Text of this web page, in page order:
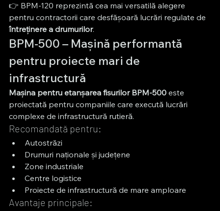
👉 BPM-120 reprezintă cea mai versatilă alegere
pentru contractorii care desfășoară lucrări regulate de
întreținere a drumurilor.
BPM-500 – Mașină performantă
pentru proiecte mari de
infrastructură
Mașina pentru etanșarea fisurilor BPM-500 este
proiectată pentru companiile care execută lucrări
complexe de infrastructură rutieră.
Recomandată pentru:
Autostrăzi
Drumuri naționale și județene
Zone industriale
Centre logistice
Proiecte de infrastructură de mare amploare
Avantaje principale: